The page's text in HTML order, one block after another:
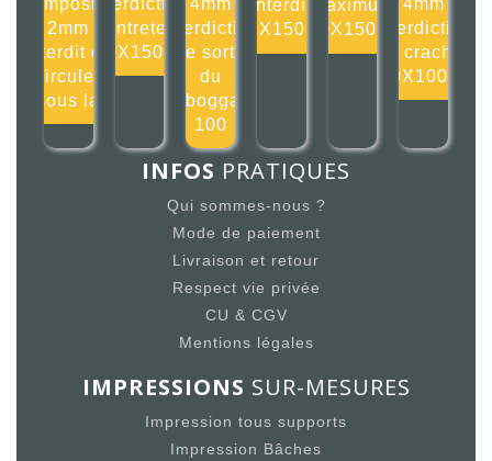
composite
2mm
Interdit de
circuler
sous la
Interdiction
d'entretenir
150X150mm
4mm
Interdiction
de sortir
du
toboggan
100
interdit
150X150mm
maximum
150X150mm
4mm
Interdiction
de cracher
100X100mm
INFOS PRATIQUES
Qui sommes-nous ?
Mode de paiement
Livraison et retour
Respect vie privée
CU & CGV
Mentions légales
IMPRESSIONS SUR-MESURES
Impression tous supports
Impression Bâches